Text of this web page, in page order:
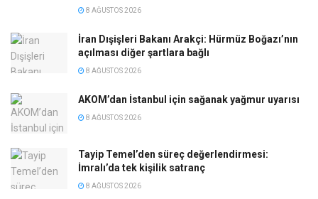
8 AĞUSTOS 2026
İran Dışişleri Bakanı Arakçi: Hürmüz Boğazı’nın
açılması diğer şartlara bağlı
8 AĞUSTOS 2026
AKOM’dan İstanbul için sağanak yağmur uyarısı
8 AĞUSTOS 2026
Tayip Temel’den süreç değerlendirmesi:
İmralı’da tek kişilik satranç
8 AĞUSTOS 2026